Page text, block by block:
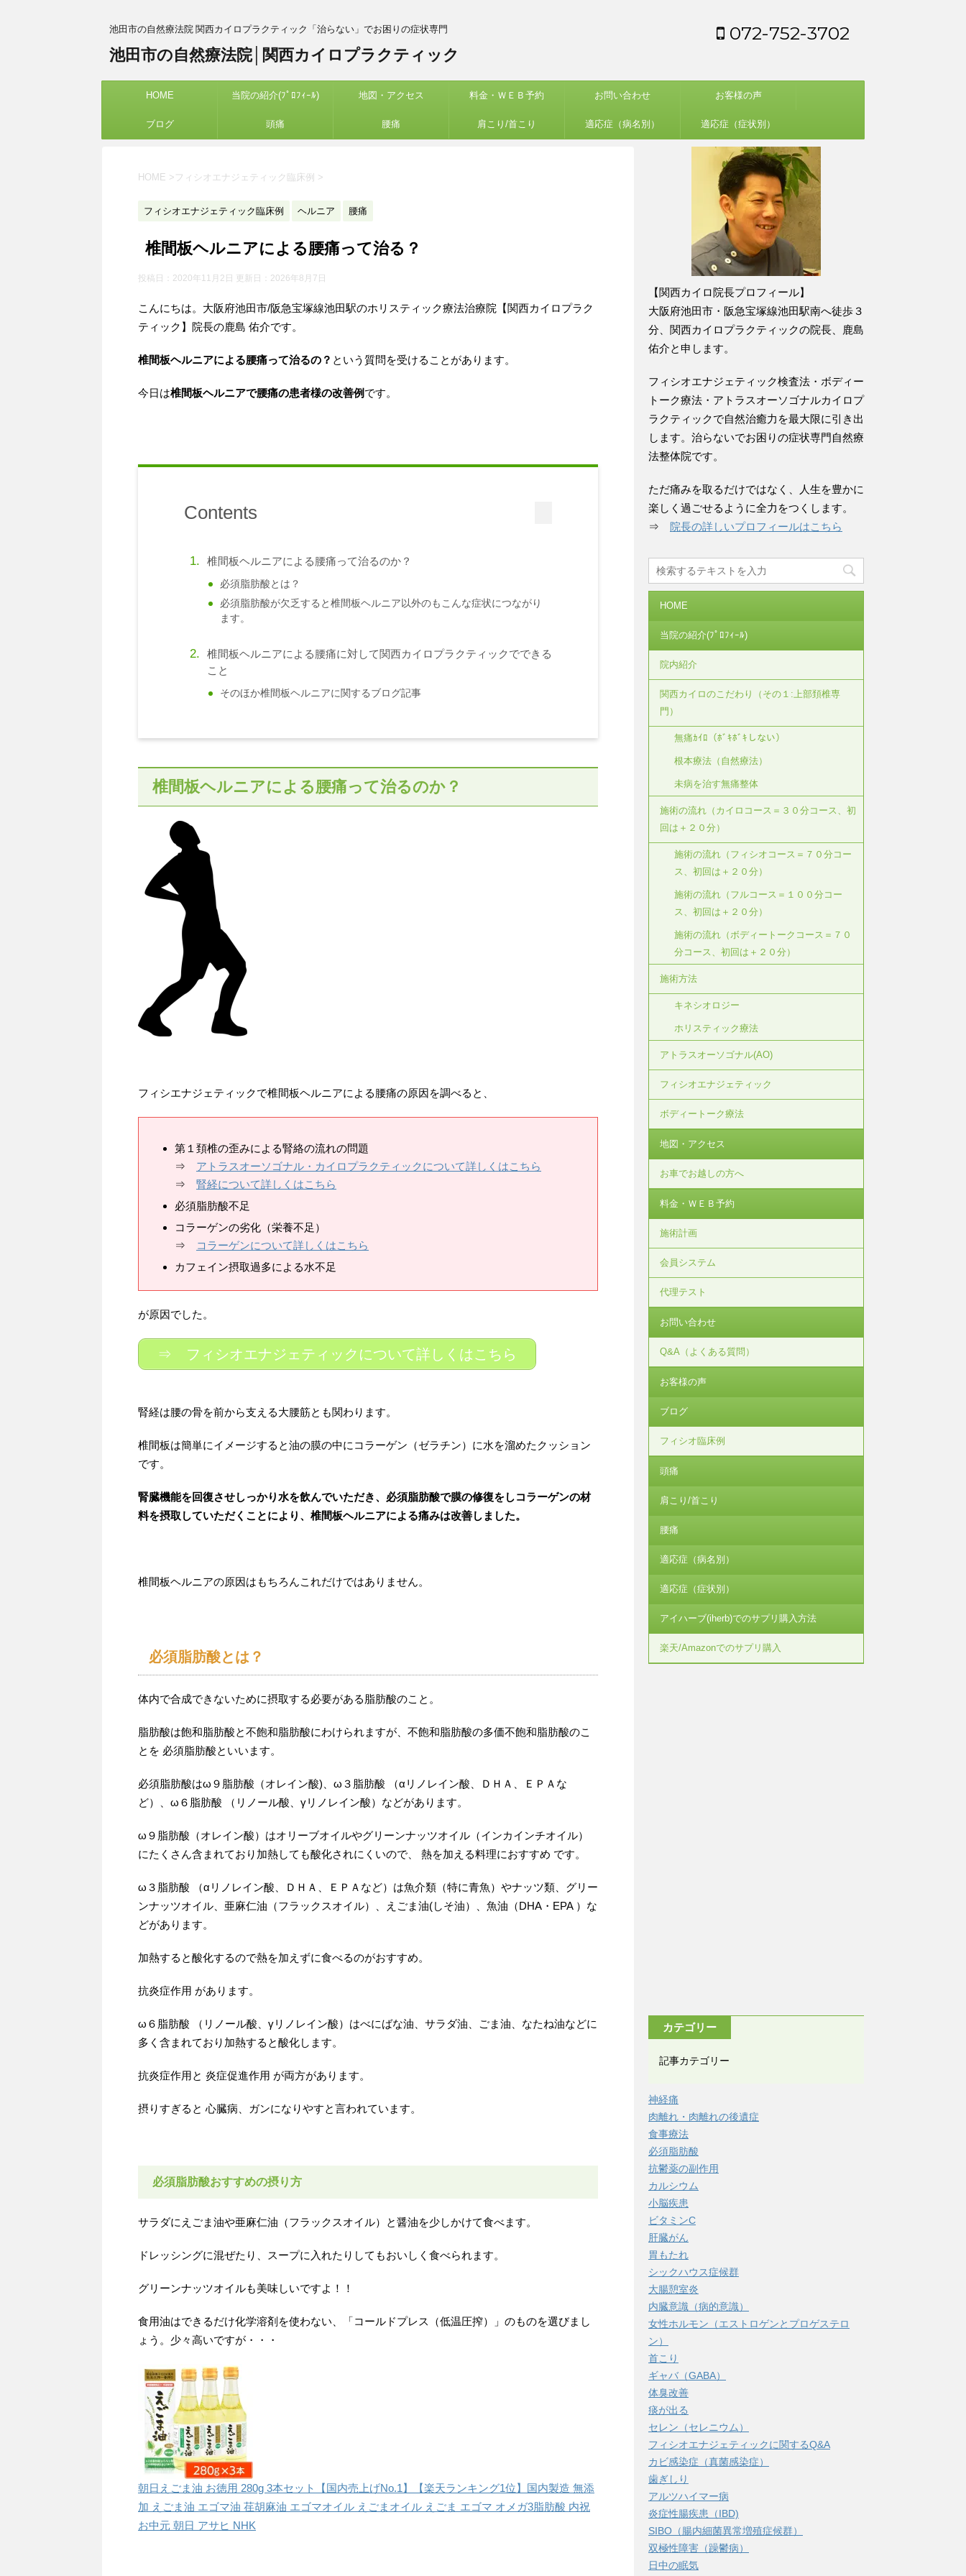
池田市の自然療法院 関西カイロプラクティック「治らない」でお困りの症状専門
池田市の自然療法院│関西カイロプラクティック
072-752-3702
HOME 当院の紹介(ﾌﾟﾛﾌｨｰﾙ) 地図・アクセス 料金・ＷＥＢ予約 お問い合わせ お客様の声
ブログ 頭痛 腰痛 肩こり/首こり 適応症（病名別） 適応症（症状別）
HOME > フィシオエナジェティック臨床例 >
フィシオエナジェティック臨床例 ヘルニア 腰痛
椎間板ヘルニアによる腰痛って治る？
投稿日：2020年11月2日 更新日： 2026年8月7日
こんにちは。大阪府池田市/阪急宝塚線池田駅のホリスティック療法治療院【関西カイロプラク
ティック】院長の鹿島 佑介です。
椎間板ヘルニアによる腰痛って治るの？ という質問を受けることがあります。
今日は椎間板ヘルニアで腰痛の患者様の改善例です。
Contents
椎間板ヘルニアによる腰痛って治るのか？
必須脂肪酸とは？
必須脂肪酸が欠乏すると椎間板ヘルニア以外のもこんな症状につながり
ます。
椎間板ヘルニアによる腰痛に対して関西カイロプラクティックでできる
こと
そのほか椎間板ヘルニアに関するブログ記事
椎間板ヘルニアによる腰痛って治るのか？
フィシエナジェティックで椎間板ヘルニアによる腰痛の原因を調べると、
第１頚椎の歪みによる腎絡の流れの問題
⇒ アトラスオーソゴナル・カイロプラクティックについて詳しくはこちら
⇒ 腎経について詳しくはこちら
必須脂肪酸不足
コラーゲンの劣化（栄養不足）
⇒
コラーゲンについて詳しくはこちら
カフェイン摂取過多による水不足
が原因でした。
⇒ フィシオエナジェティックについて詳しくはこちら
腎経は腰の骨を前から支える大腰筋とも関わります。
椎間板は簡単にイメージすると油の膜の中にコラーゲン（ゼラチン）に水を溜めたクッション
です。
腎臓機能を回復させしっかり水を飲んでいただき、必須脂肪酸で膜の修復をしコラーゲンの材
料を摂取していただくことにより、椎間板ヘルニアによる痛みは改善しました。
椎間板ヘルニアの原因はもちろんこれだけではありません。
必須脂肪酸とは？
体内で合成できないために摂取する必要がある脂肪酸のこと。
脂肪酸は飽和脂肪酸と不飽和脂肪酸にわけられますが、不飽和脂肪酸の多価不飽和脂肪酸のこ
とを 必須脂肪酸といいます。
必須脂肪酸はω９脂肪酸（オレイン酸)、ω３脂肪酸 （αリノレイン酸、ＤＨＡ、ＥＰＡな
ど）、ω６脂肪酸 （リノール酸、γリノレイン酸）などがあります。
ω９脂肪酸（オレイン酸）はオリーブオイルやグリーンナッツオイル（インカインチオイル）
にたくさん含まれており加熱しても酸化されにくいので、 熱を加える料理におすすめ です。
ω３脂肪酸 （αリノレイン酸、ＤＨＡ、ＥＰＡなど）は魚介類（特に青魚）やナッツ類、グリー
ンナッツオイル、亜麻仁油（フラックスオイル）、えごま油(しそ油）、魚油（DHA・EPA ）な
どがあります。
加熱すると酸化するので熱を加えずに食べるのがおすすめ。
抗炎症作用 があります。
ω６脂肪酸 （リノール酸、γリノレイン酸）はべにばな油、サラダ油、ごま油、なたね油などに
多く含まれており加熱すると酸化します。
抗炎症作用と 炎症促進作用 が両方があります。
摂りすぎると 心臓病、ガンになりやすと言われています。
必須脂肪酸おすすめの摂り方
サラダにえごま油や亜麻仁油（フラックスオイル）と醤油を少しかけて食べます。
ドレッシングに混ぜたり、スープに入れたりしてもおいしく食べられます。
グリーンナッツオイルも美味しいですよ！！
食用油はできるだけ化学溶剤を使わない、「コールドプレス（低温圧搾）」のものを選びまし
ょう。少々高いですが・・・
朝日えごま油 お徳用 280g 3本セット【国内売上げNo.1】【楽天ランキング1位】国内製造 無添
加 えごま油 エゴマ油 荏胡麻油 エゴマオイル えごまオイル えごま エゴマ オメガ3脂肪酸 内祝
お中元 朝日 アサヒ NHK
【関西カイロ院長プロフィール】
大阪府池田市・阪急宝塚線池田駅南へ徒歩３
分、関西カイロプラクティックの院長、鹿島
佑介と申します。
フィシオエナジェティック検査法・ボディー
トーク療法・アトラスオーソゴナルカイロプ
ラクティックで自然治癒力を最大限に引き出
します。治らないでお困りの症状専門自然療
法整体院です。
ただ痛みを取るだけではなく、人生を豊かに
楽しく過ごせるように全力をつくします。
⇒ 院長の詳しいプロフィールはこちら
HOME
当院の紹介(ﾌﾟﾛﾌｨｰﾙ)
院内紹介
関西カイロのこだわり（その１:上部頚椎専
門）
無痛ｶｲﾛ（ﾎﾞｷﾎﾞｷしない）
根本療法（自然療法）
未病を治す無痛整体
施術の流れ（カイロコース＝３０分コース、初
回は＋２０分）
施術の流れ（フィシオコース＝７０分コー
ス、初回は＋２０分）
施術の流れ（フルコース＝１００分コー
ス、初回は＋２０分）
施術の流れ（ボディートークコース＝７０
分コース、初回は＋２０分）
施術方法
キネシオロジー
ホリスティック療法
アトラスオーソゴナル(AO)
フィシオエナジェティック
ボディートーク療法
地図・アクセス
お車でお越しの方へ
料金・ＷＥＢ予約
施術計画
会員システム
代理テスト
お問い合わせ
Q&A（よくある質問）
お客様の声
ブログ
フィシオ臨床例
頭痛
肩こり/首こり
腰痛
適応症（病名別）
適応症（症状別）
アイハーブ(iherb)でのサプリ購入方法
楽天/Amazonでのサプリ購入
カテゴリー
記事カテゴリー
神経痛
肉離れ・肉離れの後遺症
食事療法
必須脂肪酸
抗鬱薬の副作用
カルシウム
小脳疾患
ビタミンC
肝臓がん
胃もたれ
シックハウス症候群
大腸憩室炎
内臓意識（病的意識）
女性ホルモン（エストロゲンとプロゲステロ
ン）
首こり
ギャバ（GABA）
体臭改善
痰が出る
セレン（セレニウム）
フィシオエナジェティックに関するQ&A
カビ感染症（真菌感染症）
歯ぎしり
アルツハイマー病
炎症性腸疾患（IBD)
SIBO（腸内細菌異常増殖症候群）
双極性障害（躁鬱病）
日中の眠気